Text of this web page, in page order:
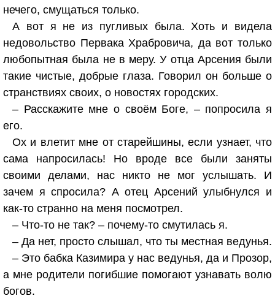
нечего, смущаться только.
А вот я не из пугливых была. Хоть и видела
недовольство Первака Храбровича, да вот только
любопытная была не в меру. У отца Арсения были
такие чистые, добрые глаза. Говорил он больше о
странствиях своих, о новостях городских.
– Расскажите мне о своём Боге, – попросила я
его.
Ох и влетит мне от старейшины, если узнает, что
сама напросилась! Но вроде все были заняты
своими делами, нас никто не мог услышать. И
зачем я спросила? А отец Арсений улыбнулся и
как-то странно на меня посмотрел.
– Что-то не так? – почему-то смутилась я.
– Да нет, просто слышал, что ты местная ведунья.
– Это бабка Казимира у нас ведунья, да и Прозор,
а мне родители погибшие помогают узнавать волю
богов.